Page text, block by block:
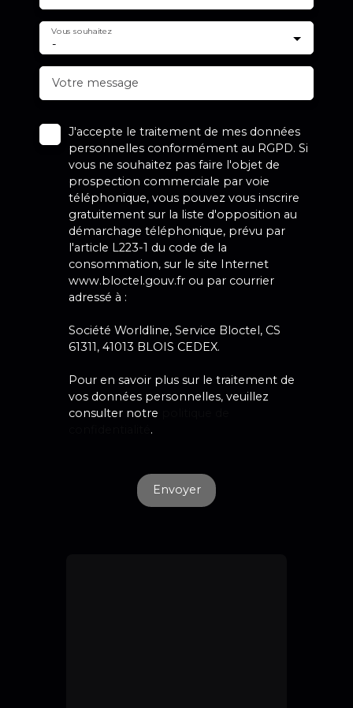
-
Vous souhaitez
Votre message
J'accepte le traitement de mes données
personnelles conformément au RGPD. Si
vous ne souhaitez pas faire l'objet de
prospection commerciale par voie
téléphonique, vous pouvez vous inscrire
gratuitement sur la liste d'opposition au
démarchage téléphonique, prévu par
l'article L223-1 du code de la
consommation, sur le site Internet
www.bloctel.gouv.fr ou par courrier
adressé à :
Société Worldline, Service Bloctel, CS
61311, 41013 BLOIS CEDEX.
Pour en savoir plus sur le traitement de
vos données personnelles, veuillez
consulter notre
.
Envoyer